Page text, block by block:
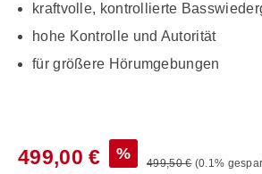
kraftvolle, kontrollierte
hohe Kontrolle und Autorität
für größere Hörumgebungen
499,00 € %
499,50 € (0.1%